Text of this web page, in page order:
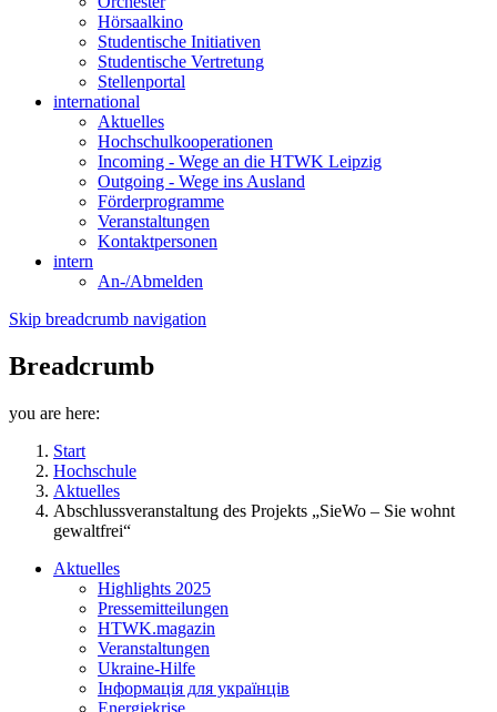
Hörsaalkino
Studentische Initiativen
Studentische Vertretung
Stellenportal
international
Aktuelles
Hochschulkooperationen
Incoming - Wege an die HTWK Leipzig
Outgoing - Wege ins Ausland
Förderprogramme
Veranstaltungen
Kontaktpersonen
intern
An-/Abmelden
Skip breadcrumb navigation
Breadcrumb
you are here:
Start
Hochschule
Aktuelles
Abschlussveranstaltung des Projekts „SieWo – Sie wohnt
gewaltfrei“
Aktuelles
Highlights 2025
Pressemitteilungen
HTWK.magazin
Veranstaltungen
Ukraine-Hilfe
Інформація для українців